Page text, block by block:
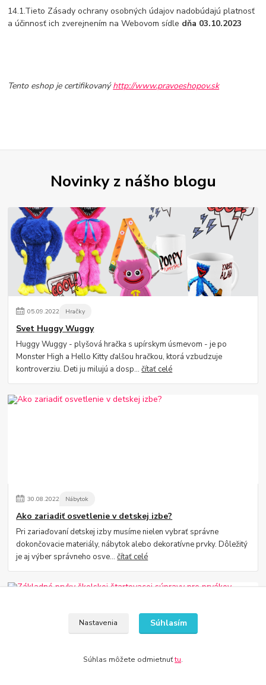
14.1.Tieto Zásady ochrany osobných údajov nadobúdajú platnosť
a účinnosť ich zverejnením na Webovom sídle dňa 03.10.2023
Tento eshop je certifikovanýhttp://www.pravoeshopov.sk
Novinky z nášho blogu
05.09.2022 Hračky
Svet Huggy Wuggy
Huggy Wuggy - plyšová hračka s upírskym úsmevom - je po
Monster High a Hello Kitty ďalšou hračkou, ktorá vzbudzuje
kontroverziu. Deti ju milujú a dosp...čítať celé
30.08.2022 Nábytok
Ako zariadiť osvetlenie v detskej izbe?
Pri zariaďovaní detskej izby musíme nielen vybrať správne
dokončovacie materiály, nábytok alebo dekoratívne prvky. Dôležitý
je aj výber správneho osve...čítať celé
Nastavenia Súhlasím
Súhlas môžete odmietnuťtu.